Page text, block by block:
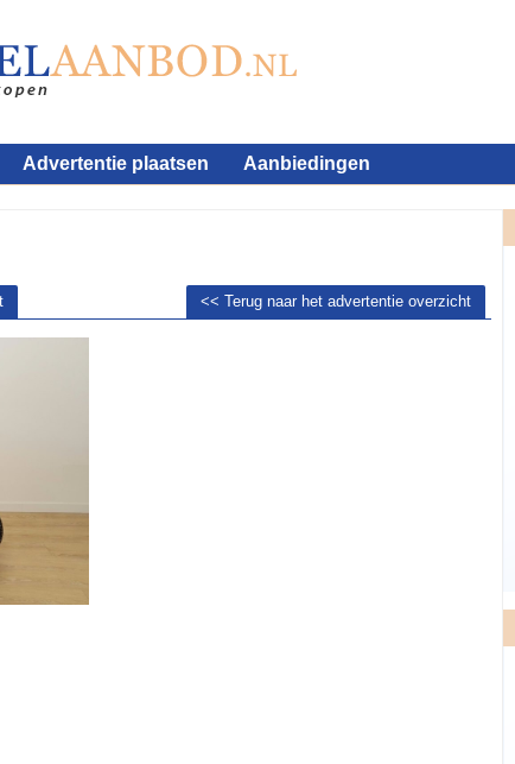
Advertentie plaatsen Aanbiedingen
<< Terug naar het advertentie overzicht